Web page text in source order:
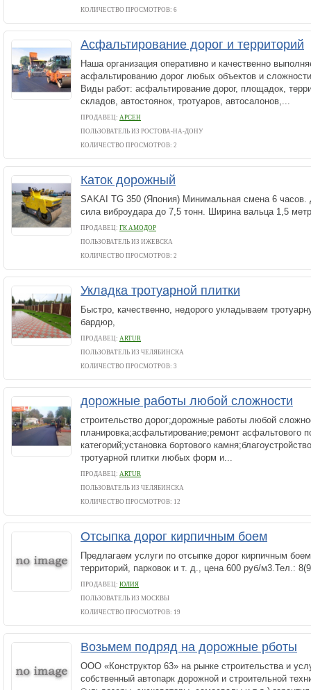
КОЛИЧЕСТВО ПРОСМОТРОВ: 6
Асфальтирование дорог и территорий
Наша организация оперативно и качественно
асфальтированию дорог любых объектов и
Виды работ: асфальтирование дорог, площадок,
складов, автостоянок, тротуаров, автосалонов,...
ПРОДАВЕЦ: АРСЕН
ПОЛЬЗОВАТЕЛЬ ИЗ РОСТОВА-НА-ДОНУ
КОЛИЧЕСТВО ПРОСМОТРОВ: 2
Каток дорожный
SAKAI TG 350 (Япония) Минимальная смена 6 часов.
сила виброудара до 7,5 тонн. Ширина вальца 1,5
ПРОДАВЕЦ: ГК АМОДОР
ПОЛЬЗОВАТЕЛЬ ИЗ ИЖЕВСКА
КОЛИЧЕСТВО ПРОСМОТРОВ: 2
Укладка тротуарной плитки
Быстро, качественно, недорого укладываем
бардюр,
ПРОДАВЕЦ: ARTUR
ПОЛЬЗОВАТЕЛЬ ИЗ ЧЕЛЯБИНСКА
КОЛИЧЕСТВО ПРОСМОТРОВ: 3
дорожные работы любой сложности
строительство дорог;дорожные работы любой
планировка;асфальтирование;ремонт асфальтового
категорий;установка бортового
тротуарной плитки любых форм и...
ПРОДАВЕЦ: ARTUR
ПОЛЬЗОВАТЕЛЬ ИЗ ЧЕЛЯБИНСКА
КОЛИЧЕСТВО ПРОСМОТРОВ: 12
Отсыпка дорог кирпичным боем
Предлагаем услуги по отсыпке дорог кирпичным
территорий, парковок и т. д., цена 600 руб/м3.Тел.:
ПРОДАВЕЦ: ЮЛИЯ
ПОЛЬЗОВАТЕЛЬ ИЗ МОСКВЫ
КОЛИЧЕСТВО ПРОСМОТРОВ: 19
Возьмем подряд на дорожные рботы
ООО «Конструктор 63» на рынке строительства и
собственный автопарк дорожной и строительной